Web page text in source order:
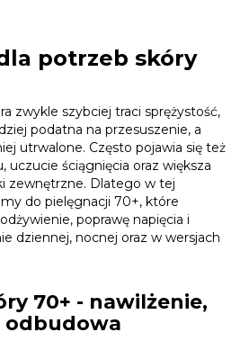
potrzeb skóry
zwykle szybciej traci sprężystość,
podatna na przesuszenie, a
utrwalone. Często pojawia się też
ściągnięcia oraz większa
zewnętrzne. Dlatego w tej
do pielęgnacji 70+, które
poprawę napięcia i
dziennej, nocnej oraz w wersjach
70+ - nawilżenie,
odbudowa